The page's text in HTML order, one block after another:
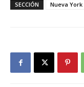
SECCIÓN
Nueva York